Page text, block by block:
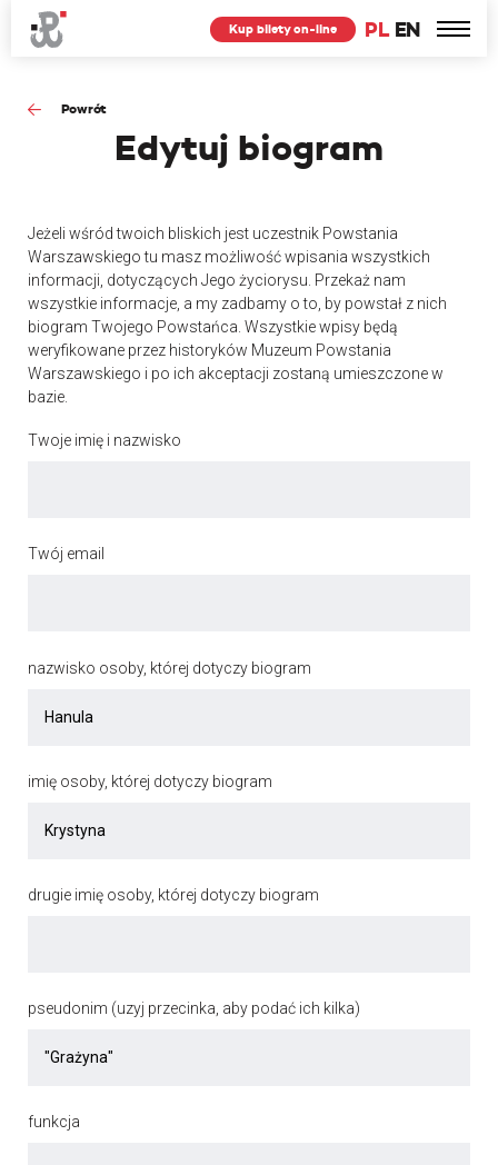
PL EN
Kup bilety on-line
Powrót
Edytuj biogram
Jeżeli wśród twoich bliskich jest uczestnik Powstania
Warszawskiego tu masz możliwość wpisania wszystkich
informacji, dotyczących Jego życiorysu. Przekaż nam
wszystkie informacje, a my zadbamy o to, by powstał z nich
biogram Twojego Powstańca. Wszystkie wpisy będą
weryfikowane przez historyków Muzeum Powstania
Warszawskiego i po ich akceptacji zostaną umieszczone w
bazie.
Twoje imię i nazwisko
Twój email
nazwisko osoby, której dotyczy biogram
imię osoby, której dotyczy biogram
drugie imię osoby, której dotyczy biogram
pseudonim (uzyj przecinka, aby podać ich kilka)
funkcja